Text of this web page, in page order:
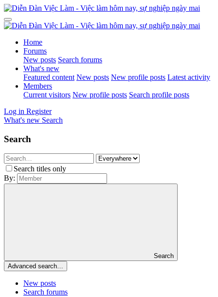
Home
Forums
New posts Search forums
What's new
Featured content New posts New profile posts Latest activity
Members
Current visitors New profile posts Search profile posts
Log in Register
What's new Search
Search
Search titles only
By:
Search
Advanced search…
New posts
Search forums